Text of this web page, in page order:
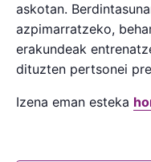
askotan.
azpimarratzeko,
erakundeak
dituzten pertsonei
Izena eman esteka